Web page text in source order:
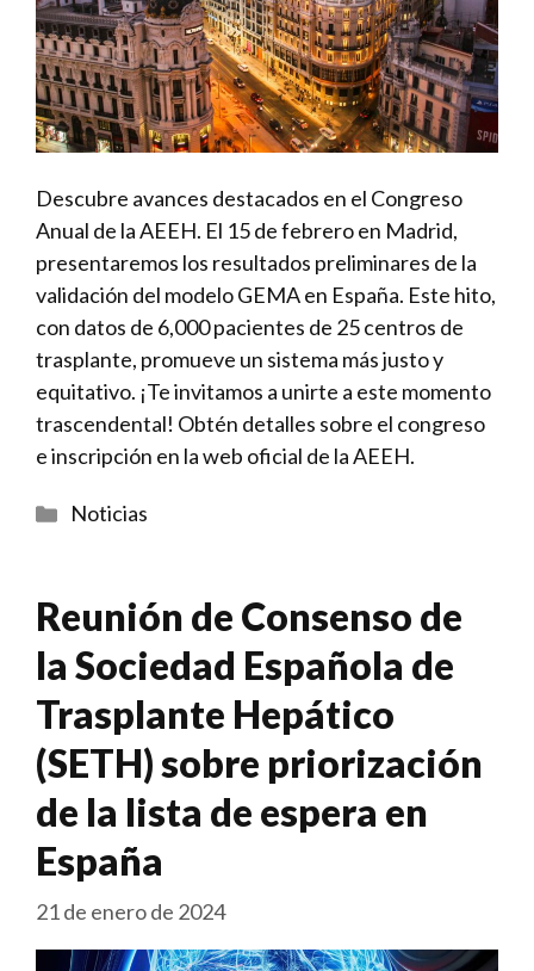
Descubre avances destacados en el Congreso
Anual de la AEEH. El 15 de febrero en Madrid,
presentaremos los resultados preliminares de la
validación del modelo GEMA en España. Este hito,
con datos de 6,000 pacientes de 25 centros de
trasplante, promueve un sistema más justo y
equitativo. ¡Te invitamos a unirte a este momento
trascendental! Obtén detalles sobre el congreso
e inscripción en la web oficial de la AEEH.
Categorías
Noticias
Reunión de Consenso de
la Sociedad Española de
Trasplante Hepático
(SETH) sobre priorización
de la lista de espera en
España
21 de enero de 2024